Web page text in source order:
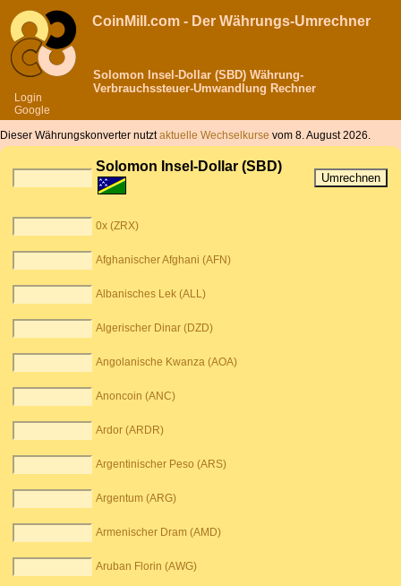
Login
Google
CoinMill.com - Der Währungs-Umrechner
Solomon Insel-Dollar (SBD) Währung-
Verbrauchssteuer-Umwandlung Rechner
Dieser Währungskonverter nutztaktuelle Wechselkurse vom 8. August 2026.
Solomon Insel-Dollar (SBD)
0x (ZRX)
Afghanischer Afghani (AFN)
Albanisches Lek (ALL)
Algerischer Dinar (DZD)
Angolanische Kwanza (AOA)
Anoncoin (ANC)
Ardor (ARDR)
Argentinischer Peso (ARS)
Argentum (ARG)
Armenischer Dram (AMD)
Aruban Florin (AWG)